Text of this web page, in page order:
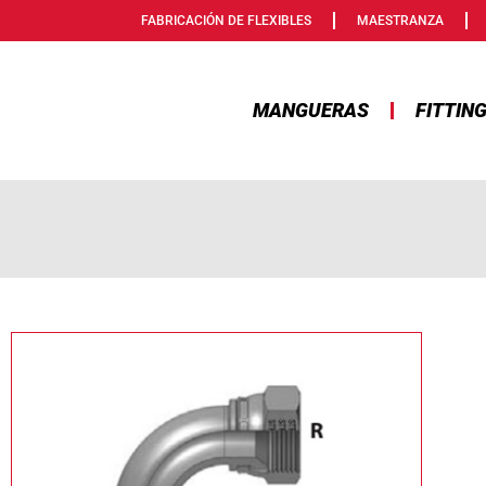
FABRICACIÓN DE FLEXIBLES MAESTRANZA
MANGUERAS